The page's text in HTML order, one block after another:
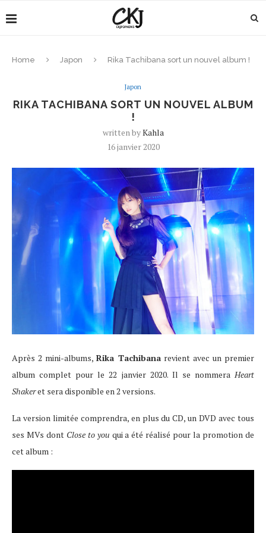
Home Japon Rika Tachibana sort un nouvel album !
Japon
RIKA TACHIBANA SORT UN NOUVEL ALBUM
!
written byKahla
16 janvier 2020
Après 2 mini-albums,Rika Tachibanarevient avec un premier
album complet pour le 22 janvier 2020. Il se nommera Heart
Shakeret sera disponible en 2 versions.
La version limitée comprendra, en plus du CD, un DVD avec tous
ses MVs dont Close to you qui a été réalisé pour la promotion de
cet album :